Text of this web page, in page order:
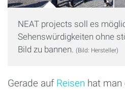
NEAT projects soll es
Sehenswürdigkeiten ohne
Bild zu bannen. (Bild: Hersteller)
Gerade auf Reisen hat man